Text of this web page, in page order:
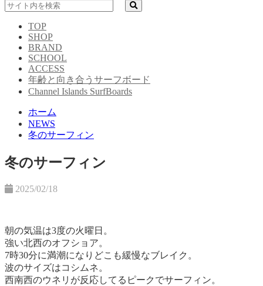
TOP
SHOP
BRAND
SCHOOL
ACCESS
年齢と向き合うサーフボード
Channel Islands SurfBoards
ホーム
NEWS
冬のサーフィン
冬のサーフィン
2025/02/18
朝の気温は3度の火曜日。
強い北西のオフショア。
7時30分に満潮になりどこも緩慢なブレイク。
波のサイズはコシムネ。
西南西のウネリが反応してるピークでサーフィン。